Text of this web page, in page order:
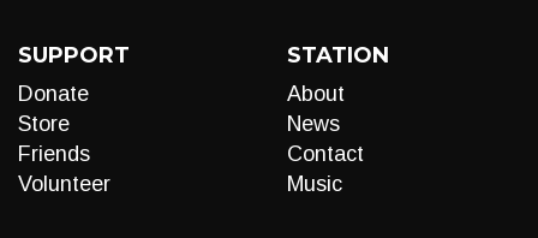
SUPPORT
Donate
Store
Friends
Volunteer
STATION
About
News
Contact
Music